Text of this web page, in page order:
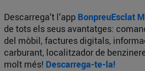
Descarrega’t l’app BonpreuEsclat
de tots els seus avantatges:
del mòbil, factures digitals,
carburant, localitzador de
molt més! Descarrega-te-la!